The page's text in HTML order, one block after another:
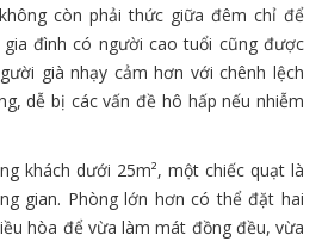
còn phải thức giữa đêm chỉ để
đình có người cao tuổi cũng được
già nhạy cảm hơn với chênh lệch
dễ bị các vấn đề hô hấp nếu nhiễm
khách dưới 25m², một chiếc quạt là
gian. Phòng lớn hơn có thể đặt hai
hòa để vừa làm mát đồng đều, vừa